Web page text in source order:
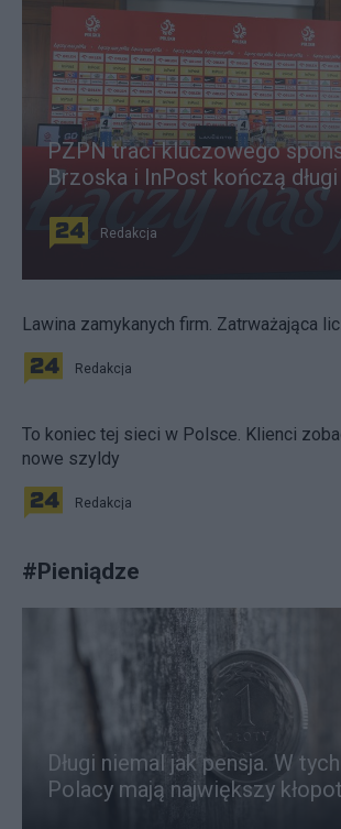
PZPN traci kluczowego
Brzoska i InPost kończą
Redakcja
Lawina zamykanych firm. Zatrważająca
Redakcja
To koniec tej sieci w Polsce. Klienci
nowe szyldy
Redakcja
#Pieniądze
Długi niemal jak pensja. W
Polacy mają największy kłopot